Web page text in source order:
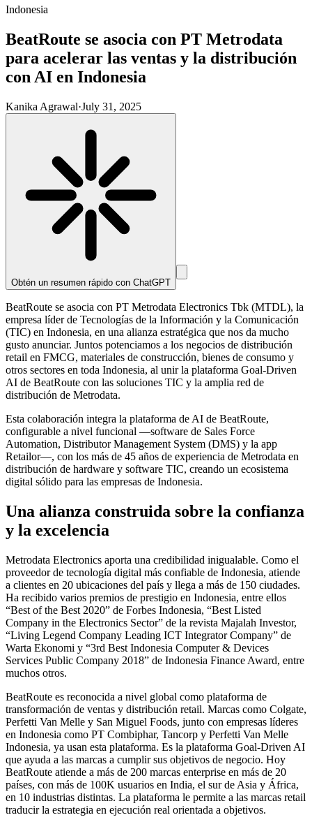
Indonesia
BeatRoute se asocia con PT Metrodata
para acelerar las ventas y la distribución
con AI en Indonesia
Kanika Agrawal·July 31, 2025
Obtén un resumen rápido con ChatGPT
BeatRoute se asocia con PT Metrodata Electronics Tbk (MTDL), la
empresa líder de Tecnologías de la Información y la Comunicación
(TIC) en Indonesia, en una alianza estratégica que nos da mucho
gusto anunciar. Juntos potenciamos a los negocios de distribución
retail en FMCG, materiales de construcción, bienes de consumo y
otros sectores en toda Indonesia, al unir la plataforma Goal-Driven
AI de BeatRoute con las soluciones TIC y la amplia red de
distribución de Metrodata.
Esta colaboración integra la plataforma de AI de BeatRoute,
configurable a nivel funcional —software de Sales Force
Automation, Distributor Management System (DMS) y la app
Retailor—, con los más de 45 años de experiencia de Metrodata en
distribución de hardware y software TIC, creando un ecosistema
digital sólido para las empresas de Indonesia.
Una alianza construida sobre la confianza
y la excelencia
Metrodata Electronics aporta una credibilidad inigualable. Como el
proveedor de tecnología digital más confiable de Indonesia, atiende
a clientes en 20 ubicaciones del país y llega a más de 150 ciudades.
Ha recibido varios premios de prestigio en Indonesia, entre ellos
“Best of the Best 2020” de Forbes Indonesia, “Best Listed
Company in the Electronics Sector” de la revista Majalah Investor,
“Living Legend Company Leading ICT Integrator Company” de
Warta Ekonomi y “3rd Best Indonesia Computer & Devices
Services Public Company 2018” de Indonesia Finance Award, entre
muchos otros.
BeatRoute es reconocida a nivel global como plataforma de
transformación de ventas y distribución retail. Marcas como Colgate,
Perfetti Van Melle y San Miguel Foods, junto con empresas líderes
en Indonesia como PT Combiphar, Tancorp y Perfetti Van Melle
Indonesia, ya usan esta plataforma. Es la plataforma Goal-Driven AI
que ayuda a las marcas a cumplir sus objetivos de negocio. Hoy
BeatRoute atiende a más de 200 marcas enterprise en más de 20
países, con más de 100K usuarios en India, el sur de Asia y África,
en 10 industrias distintas. La plataforma le permite a las marcas retail
traducir la estrategia en ejecución real orientada a objetivos.